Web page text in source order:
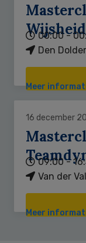
Wijsheid
00:00 -
Den Dolder
Meer
16 december
09:00 -
Van der
Meer